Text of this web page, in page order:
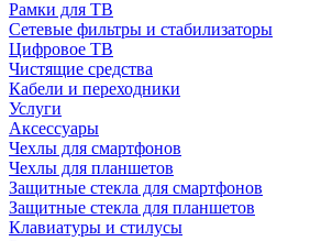
Рамки для ТВ
Сетевые фильтры и стабилизаторы
Цифровое ТВ
Чистящие средства
Кабели и переходники
Услуги
Аксессуары
Чехлы для смартфонов
Чехлы для планшетов
Защитные стекла для смартфонов
Защитные стекла для планшетов
Клавиатуры и стилусы